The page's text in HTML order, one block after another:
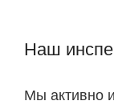
Наш
Мы активно